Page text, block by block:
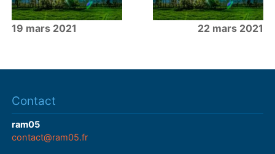
19 mars 2021 22 mars 2021
Contact
ram05
contact@ram05.fr